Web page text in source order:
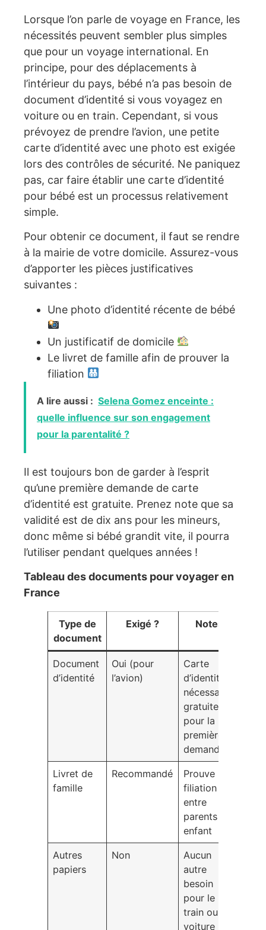
Lorsque l’on parle de voyage en France, les
nécessités peuvent sembler plus simples
que pour un voyage international. En
principe, pour des déplacements à
l’intérieur du pays, bébé n’a pas besoin de
document d’identité si vous voyagez en
voiture ou en train. Cependant, si vous
prévoyez de prendre l’avion, une petite
carte d’identité avec une photo est exigée
lors des contrôles de sécurité. Ne paniquez
pas, car faire établir une carte d’identité
pour bébé est un processus relativement
simple.
Pour obtenir ce document, il faut se rendre
à la mairie de votre domicile. Assurez-vous
d’apporter les pièces justificatives
suivantes :
Une photo d’identité récente de bébé
Un justificatif de domicile
Le livret de famille afin de prouver la
filiation
A lire aussi : Selena Gomez enceinte :
quelle influence sur son engagement
pour la parentalité ?
Il est toujours bon de garder à l’esprit
qu’une première demande de carte
d’identité est gratuite. Prenez note que sa
validité est de dix ans pour les mineurs,
donc même si bébé grandit vite, il pourra
l’utiliser pendant quelques années !
Tableau des documents pour voyager en
France
Type de
document
Exigé ? Notes
Document
d’identité
Oui (pour
l’avion)
Carte
d’identité
nécessaire,
gratuite
pour la
première
demande
Livret de
famille
Recommandé
Prouve la
filiation
entre
parents et
enfant
Autres
papiers
Non
Aucun
autre
besoin
pour le
train ou la
voiture